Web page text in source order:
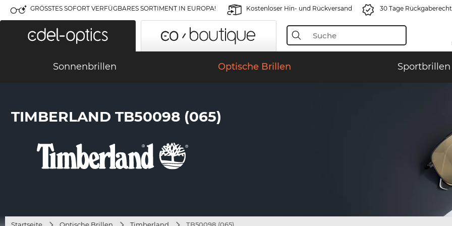
GRÖSSTES SOFORT VERFÜGBARES SORTIMENT IN EUROPA! Kostenloser Hin- und Rückversand 30 Tage Rückgaberecht
Sonnenbrillen Optische Brillen Sportbrillen
TIMBERLAND TB50098 (065)